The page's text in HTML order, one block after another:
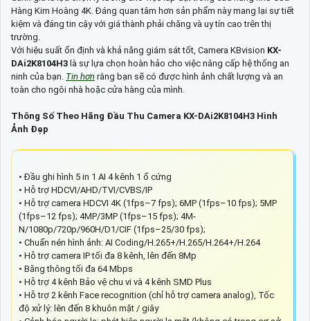
Hàng Kim Hoàng 4K. Đáng quan tâm hơn sản phẩm này mang lại sự tiết
kiệm và đáng tin cậy với giá thành phải chăng và uy tín cao trên thị
trường.
Với hiệu suất ổn định và khả năng giám sát tốt, Camera KBvision KX-
DAi2K8104H3 là sự lựa chọn hoàn hảo cho việc nâng cấp hệ thống an
ninh của bạn. Tin hơn rằng bạn sẽ có được hình ảnh chất lượng và an
toàn cho ngôi nhà hoặc cửa hàng của mình.
Thông Số Theo Hãng Đầu Thu Camera KX-DAi2K8104H3 Hình
Ảnh Đẹp
• Đầu ghi hình 5 in 1 AI 4 kênh 1 ổ cứng
• Hỗ trợ HDCVI/AHD/TVI/CVBS/IP
• Hỗ trợ camera HDCVI 4K (1fps–7 fps); 6MP (1fps–10 fps); 5MP
(1fps–12 fps); 4MP/3MP (1fps–15 fps); 4M-
N/1080p/720p/960H/D1/CIF (1fps–25/30 fps);
• Chuẩn nén hình ảnh: AI Coding/H.265+/H.265/H.264+/H.264
• Hỗ trợ camera IP tối đa 8 kênh, lên đến 8Mp
• Băng thông tối đa 64 Mbps
• Hỗ trợ 4 kênh Bảo vệ chu vi và 4 kênh SMD Plus
• Hỗ trợ 2 kênh Face recognition (chỉ hỗ trợ camera analog), Tốc
độ xử lý: lên đến 8 khuôn mặt / giây